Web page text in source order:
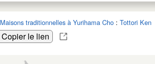
Maisons traditionnelles à Yurihama Cho : Tottori Ken
Copier le lien